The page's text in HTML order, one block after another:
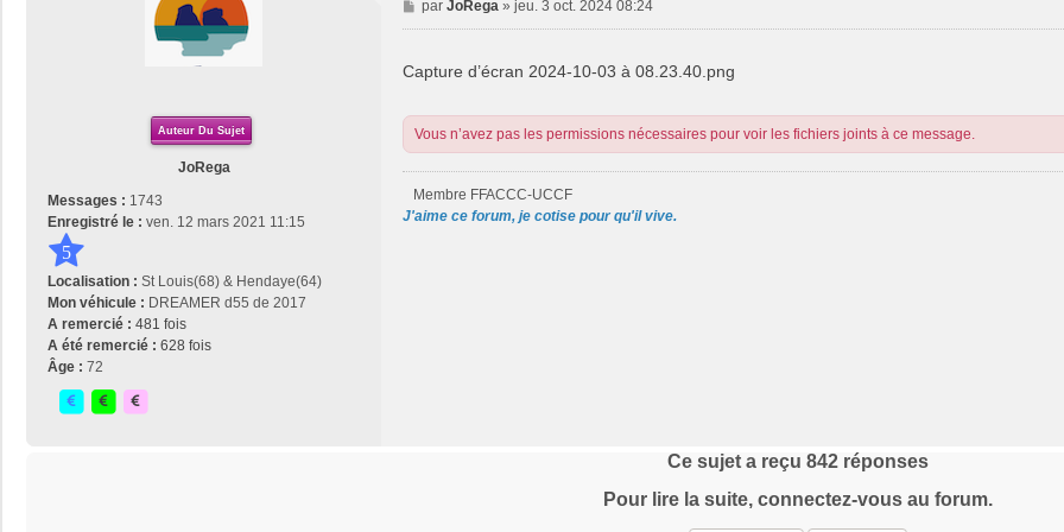
Auteur Du Sujet
JoRega
Messages : 1743
Enregistré le : ven. 12 mars 2021 11:15
5
Localisation : St Louis(68) & Hendaye(64)
Mon véhicule : DREAMER d55 de 2017
A remercié : 481 fois
A été remercié : 628 fois
Âge : 72
M
e
s
e
par JoRega » jeu. 3 oct. 2024 08:24
Capture d’écran 2024-10-03 à 08.23.40.png
Vous n’avez pas les permissions nécessaires pour voir les fichiers joints à ce message.
Membre FFACCC-UCCF
J'aime ce forum, je cotise pour qu'il vive.
Ce sujet a reçu 842 réponses
Pour lire la suite, connectez-vous au forum.